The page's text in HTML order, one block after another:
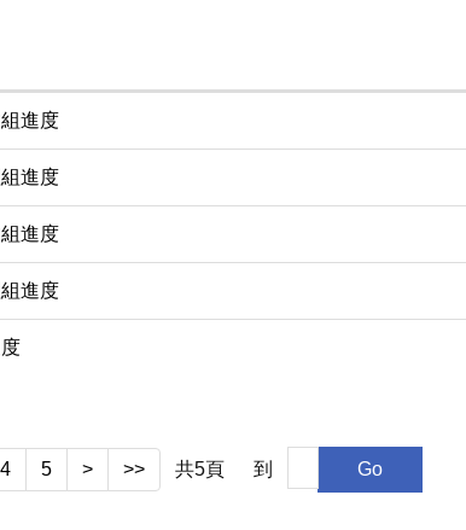
進度
進度
進度
進度
4 5 > >> 共5頁 到 Go